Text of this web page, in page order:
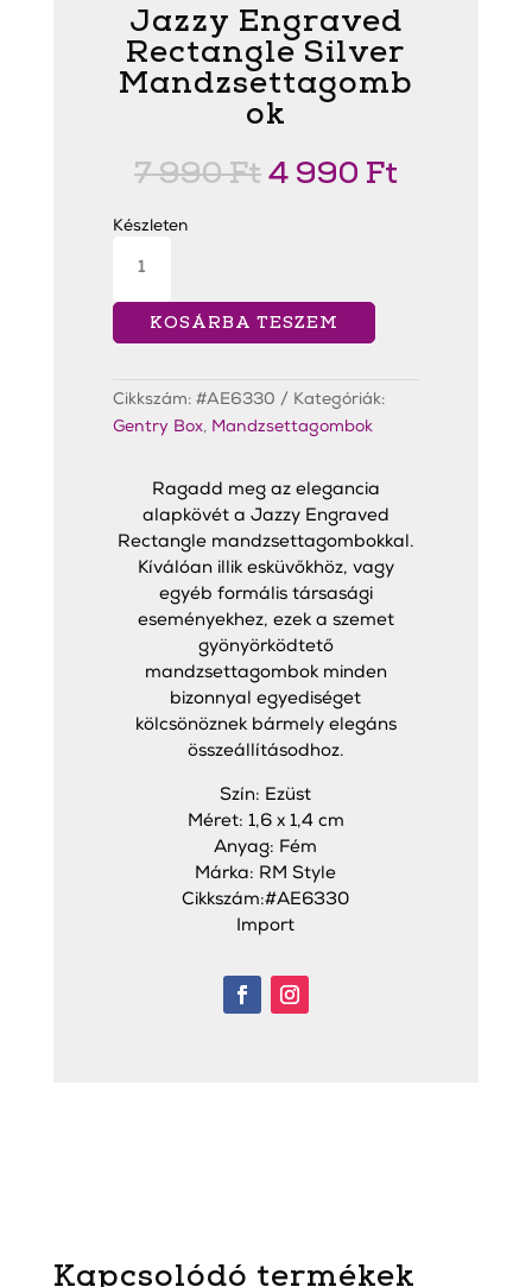
Jazzy Engraved
Rectangle Silver
Mandzsettagomb
ok
7 990FtOriginal
price
4 990 FtCurrent
price
Készleten
Engraved
Mandzsettagombok
mennyiség
KOSÁRBA TESZEM
Cikkszám: #AE6330
Kategóriák:
Gentry Box, Mandzsettagombok
Ragadd meg az elegancia
alapkövét a Jazzy Engraved
Rectangle mandzsettagombokkal.
Kíválóan illik esküvőkhöz, vagy
egyéb formális társasági
eseményekhez, ezek a szemet
gyönyörködtető
mandzsettagombok minden
bizonnyal egyediséget
kölcsönöznek bármely elegáns
összeállításodhoz.
Szín: Ezüst
Méret: 1,6 x 1,4 cm
Anyag: Fém
Márka: RM Style
Cikkszám:#AE6330
Import
Kapcsolódó termékek